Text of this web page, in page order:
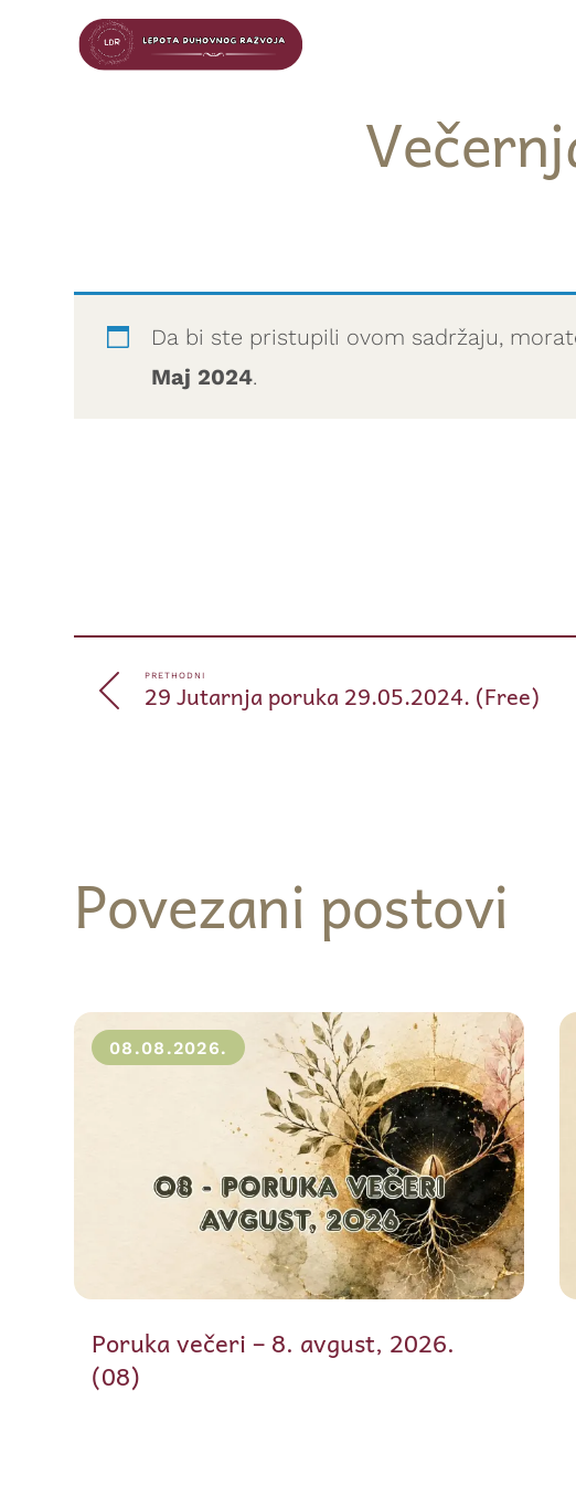
Da bi ste pristupili ovom sadržaju,
Maj 2024.
PRETHODNI
29 Jutarnja poruka 29.05.2024. (Free)
Povezani postovi
08.08.2026.
Poruka večeri – 8. avgust, 2026.
(08)